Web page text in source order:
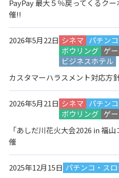
PayPay 最大５％戻ってくるク
催!!
2026年5月22日 シネマ パチン
ボウリング ゲ
ビジネスホテル
カスタマーハラスメント対応方
2026年5月21日 シネマ パチン
ボウリング ゲ
「あしだ川花火大会2026 in 福
催
2025年12月15日 パチンコ・スロ